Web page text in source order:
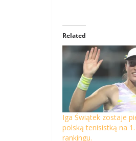
Related
Iga Świątek zostaje
polską tenisistką na
rankingu.